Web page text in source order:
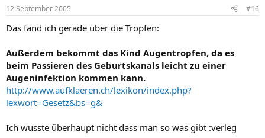
12 September 2005 #16
Das fand ich gerade über die Tropfen:
Außerdem bekommt das Kind Augentropfen, da es
beim Passieren des Geburtskanals leicht zu einer
Augeninfektion kommen kann.
http://www.aufklaeren.ch/lexikon/index.php?
lexwort=Gesetz&bs=g&
Ich wusste überhaupt nicht dass man so was gibt :verleg